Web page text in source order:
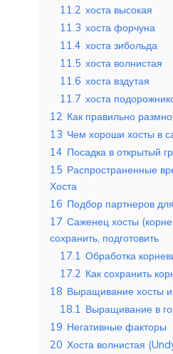
11.2 хоста высокая
11.3 хоста форчуна
11.4 хоста зибольда
11.5 хоста волнистая
11.6 хоста вздутая
11.7 хоста
12 Как правильно
13 Чем хороши хосты в
14 Посадка в открытый
15 Распространенные
Хоста
16 Подбор партнеров
17 Саженец хосты
сохранить, подготовить
17.1 Обработка
17.2 Как сохранить
18 Выращивание хосты
18.1 Выращивание в
19 Негативные факторы
20 Хоста волнистая